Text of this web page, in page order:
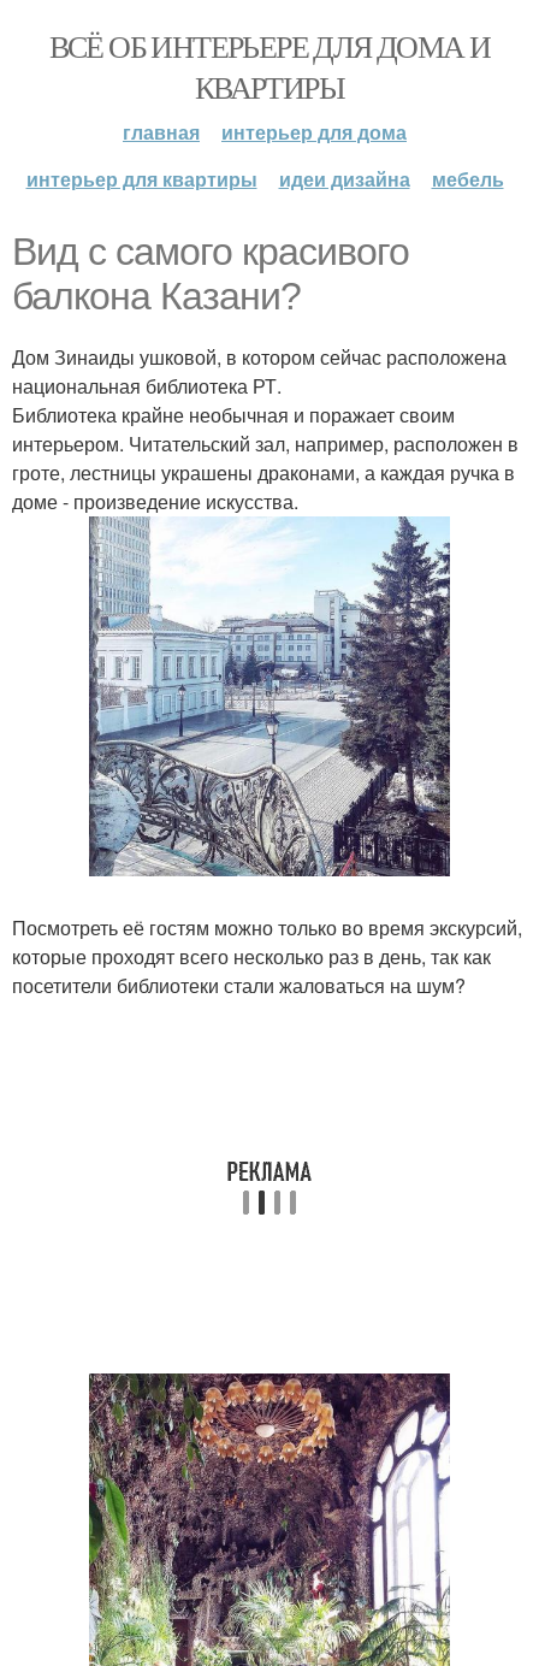
ВСЁ ОБ ИНТЕРЬЕРЕ ДЛЯ ДОМА И
КВАРТИРЫ
главная
интерьер для дома
интерьер для квартиры
идеи дизайна мебель
Вид с самого красивого
балкона Казани?
Дом Зинаиды ушковой, в котором сейчас расположена
национальная библиотека РТ.
Библиотека крайне необычная и поражает своим
интерьером. Читательский зал, например, расположен в
гроте, лестницы украшены драконами, а каждая ручка в
доме - произведение искусства.
Посмотреть её гостям можно только во время экскурсий,
которые проходят всего несколько раз в день, так как
посетители библиотеки стали жаловаться на шум?